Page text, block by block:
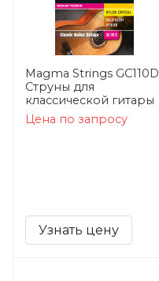
Magma Strings GC110D
Струны для
классической гитары
Цена по запросу
Узнать цену